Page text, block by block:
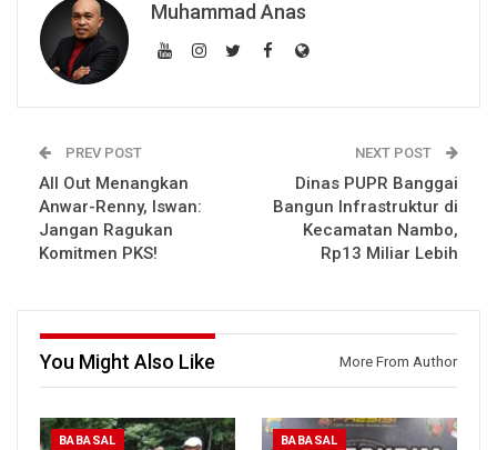
Muhammad Anas
PREV POST
All Out Menangkan
Anwar-Renny, Iswan:
Jangan Ragukan
Komitmen PKS!
NEXT POST
Dinas PUPR Banggai
Bangun Infrastruktur di
Kecamatan Nambo,
Rp13 Miliar Lebih
You Might Also Like More From Author
BABASAL BABASAL